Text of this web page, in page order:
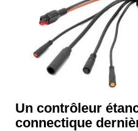
Un contrôleur
connectique